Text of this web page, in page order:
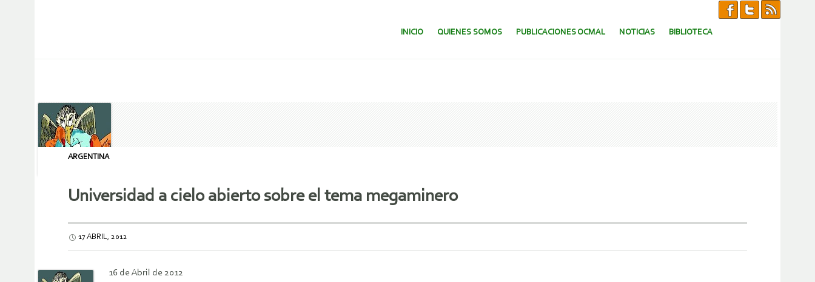
SALTAR AL CONTENIDO.
INICIO QUIENES SOMOS PUBLICACIONES OCMAL NOTICIAS BIBLIOTECA
ARGENTINA
Universidad a cielo abierto sobre el tema megaminero
17 ABRIL, 2012
16 de Abril de 2012